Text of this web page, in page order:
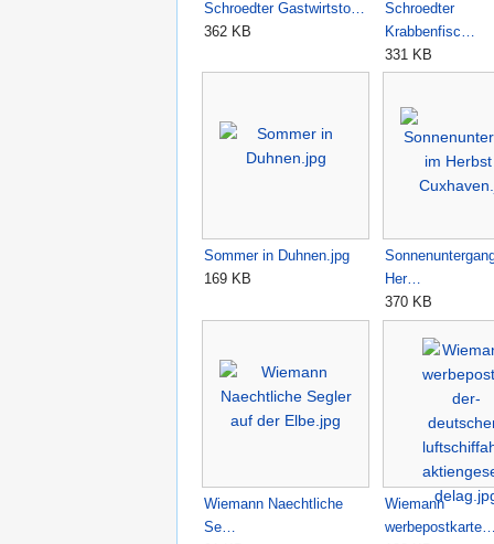
Schroedter Gastwirtsto…
362 KB
Schroedter
Krabbenfisc…
331 KB
Sommer in Duhnen.jpg
169 KB
Her…
370 KB
Wiemann Naechtliche
Se…
Wiemann